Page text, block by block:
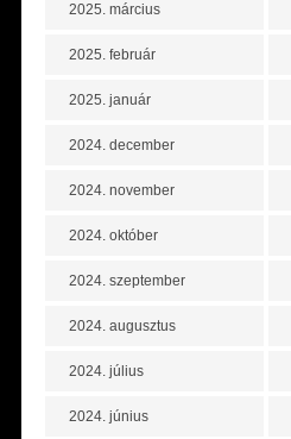
2025. március
2025. február
2025. január
2024. december
2024. november
2024. október
2024. szeptember
2024. augusztus
2024. július
2024. június